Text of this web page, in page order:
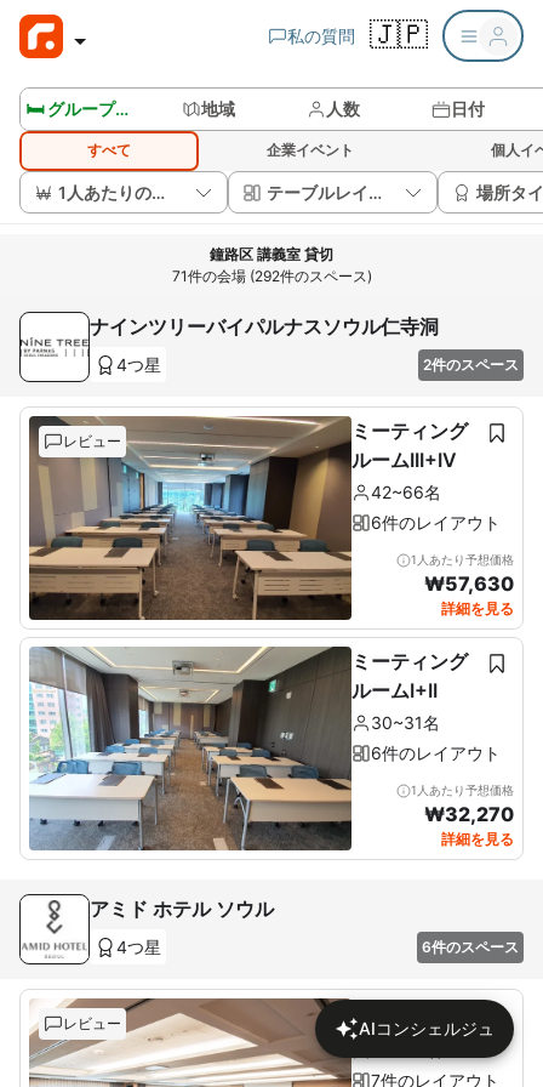
私の質問 🇯🇵
🛏️ グループルームを見る 地域 人数 日付
すべて 企業イベント 個人イ
1人あたりの価格 テーブルレイアウト 場所タ
鐘路区 講義室 貸切
71件の会場 (292件のスペース)
ナインツリーバイパルナスソウル仁寺洞
4つ星 2件のスペース
レビュー
ミーティング
ルームIII+IV
42~66名
6件のレイアウト
1人あたり予想価格
₩57,630
詳細を見る
ミーティング
ルームI+II
30~31名
6件のレイアウト
1人あたり予想価格
₩32,270
詳細を見る
アミド ホテル ソウル
4つ星 6件のスペース
レビュー アミドホール
7件のレイアウト
AIコンシェルジュ